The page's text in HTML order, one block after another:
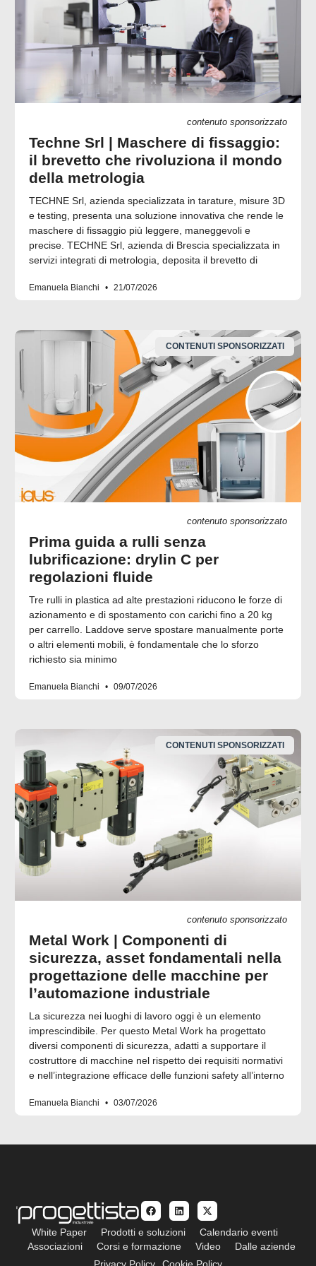
contenuto sponsorizzato
Techne Srl | Maschere di fissaggio:
il brevetto che rivoluziona il mondo
della metrologia
TECHNE Srl, azienda specializzata in tarature, misure 3D
e testing, presenta una soluzione innovativa che rende le
maschere di fissaggio più leggere, maneggevoli e
precise. TECHNE Srl, azienda di Brescia specializzata in
servizi integrati di metrologia, deposita il brevetto di
Emanuela Bianchi 21/07/2026
CONTENUTI SPONSORIZZATI
contenuto sponsorizzato
Prima guida a rulli senza
lubrificazione: drylin C per
regolazioni fluide
Tre rulli in plastica ad alte prestazioni riducono le forze di
azionamento e di spostamento con carichi fino a 20 kg
per carrello. Laddove serve spostare manualmente porte
o altri elementi mobili, è fondamentale che lo sforzo
richiesto sia minimo
Emanuela Bianchi 09/07/2026
CONTENUTI SPONSORIZZATI
contenuto sponsorizzato
Metal Work | Componenti di
sicurezza, asset fondamentali nella
progettazione delle macchine per
l’automazione industriale
La sicurezza nei luoghi di lavoro oggi è un elemento
imprescindibile. Per questo Metal Work ha progettato
diversi componenti di sicurezza, adatti a supportare il
costruttore di macchine nel rispetto dei requisiti normativi
e nell’integrazione efficace delle funzioni safety all’interno
Emanuela Bianchi 03/07/2026
White Paper Prodotti e soluzioni
Calendario eventi
Associazioni
Corsi e formazione Video
Dalle aziende